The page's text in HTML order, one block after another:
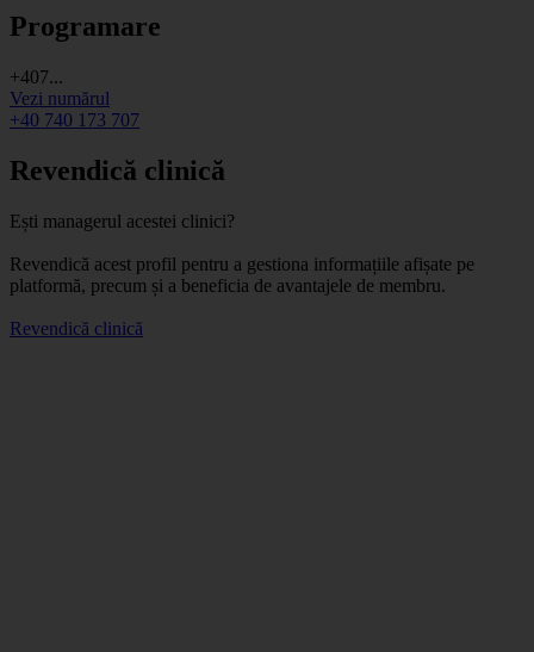
Programare
+407...
Vezi numărul
+40 740 173 707
Revendică clinică
Ești managerul acestei clinici?
Revendică acest profil pentru a gestiona informațiile afișate pe
platformă, precum și a beneficia de avantajele de membru.
Revendică clinică